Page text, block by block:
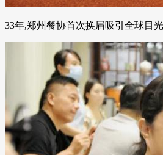
33年,郑州餐协首次换届吸引全球目光